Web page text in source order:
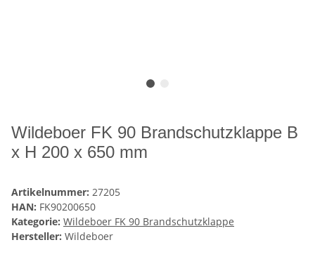
Wildeboer FK 90 Brandschutzklappe B
x H 200 x 650 mm
Artikelnummer: 27205
HAN: FK90200650
Kategorie: Wildeboer FK 90 Brandschutzklappe
Hersteller: Wildeboer